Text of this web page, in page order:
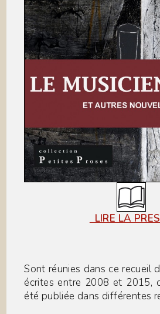
LIRE LA
Sont réunies dans ce recueil
écrites entre 2008 et 2015,
été publiée dans différentes